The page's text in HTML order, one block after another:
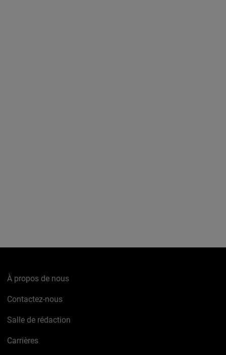
À propos de nous
Contactez-nous
Salle de rédaction
Carrières